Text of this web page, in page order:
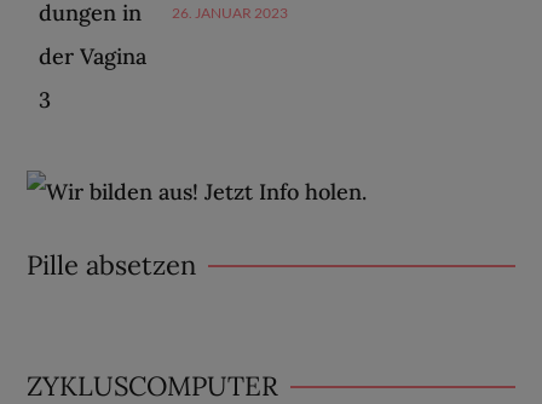
26. JANUAR 2023
Pille absetzen
ZYKLUSCOMPUTER